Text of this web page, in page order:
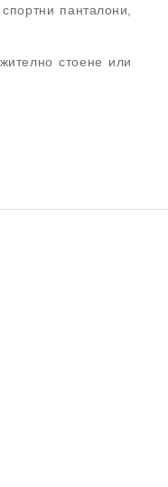
панталони,
стоене или